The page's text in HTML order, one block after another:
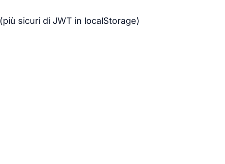
(più sicuri di JWT in localStorage)